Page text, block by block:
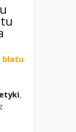
blatu
,